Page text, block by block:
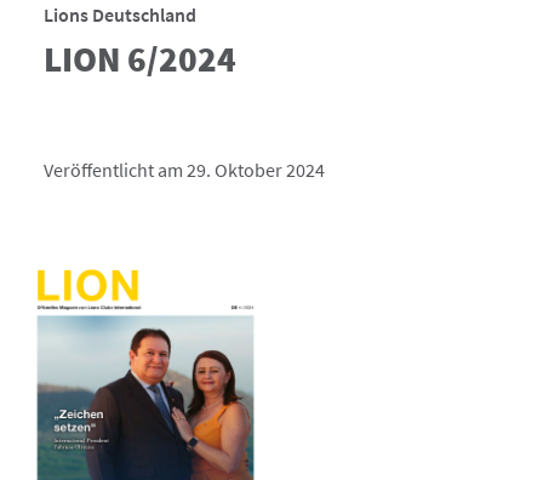
Lions Deutschland
LION 6/2024
Veröffentlicht am 29. Oktober 2024